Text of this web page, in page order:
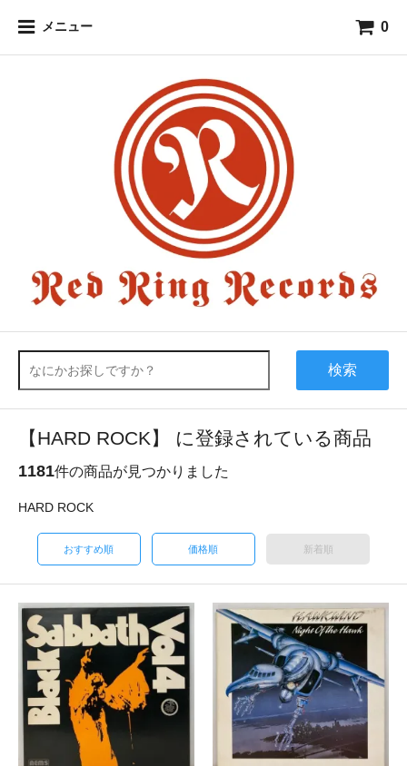
メニュー 0
検索
【HARD ROCK】 に登録されている商品
1181件の商品が見つかりました
HARD ROCK
おすすめ順 価格順 新着順